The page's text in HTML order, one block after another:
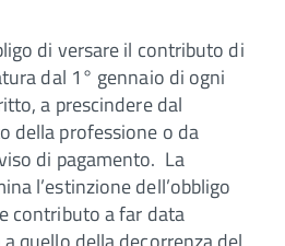
di versare il contributo di
dal 1° gennaio di ogni
a prescindere dal
della professione o da
di pagamento. La
l’estinzione dell’obbligo
contributo a far data